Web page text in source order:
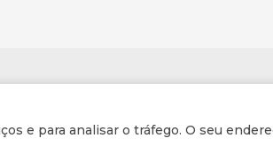
e para analisar o tráfego. O seu